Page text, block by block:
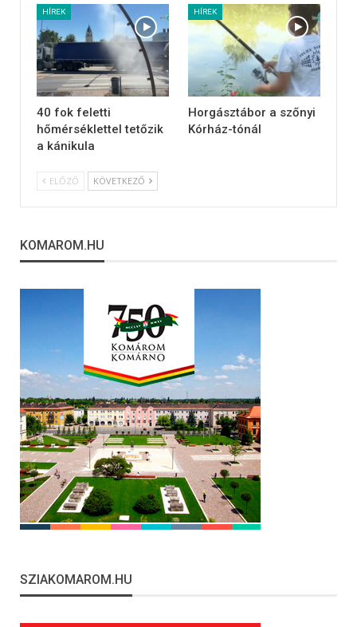
HÍREK
40 fok feletti
hőmérséklettel tetőzik
a kánikula
HÍREK
Horgásztábor a szőnyi
Kórház-tónál
ELŐZŐ KÖVETKEZŐ
KOMAROM.HU
SZIAKOMAROM.HU